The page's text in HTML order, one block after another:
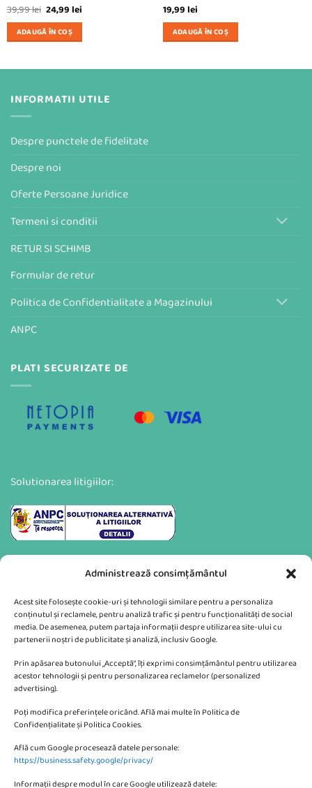
Administrează consimțământul
Acest site folosește cookie-uri și tehnologii similare pentru a personaliza
conținutul și reclamele, pentru analiză trafic și pentru funcționalități de social
media. De asemenea, putem partaja informații despre utilizarea site-ului cu
partenerii noștri de publicitate și analiză, inclusiv Google.
Prin apăsarea butonului „Acceptă”, îți exprimi consimțământul pentru utilizarea
acestor tehnologii și pentru personalizarea reclamelor (personalized
advertising).
Poți modifica preferințele oricând. Află mai multe în Politica de
Confidențialitate și Politica Cookies.
Află cum Google procesează datele personale:
https://business.safety.google/privacy/
Informații despre modul în care Google utilizează datele:
39,99lei Prețul
inițial
a
fost:
39,99 lei.
24,99leiPrețul
este:
ADAUGĂ ÎN COȘ
19,99lei
ADAUGĂ ÎN COȘ
INFORMATII UTILE
Despre punctele de fidelitate
Despre noi
Oferte Persoane Juridice
Termeni si conditii
RETUR SI SCHIMB
Formular de retur
Politica de Confidentialitate a Magazinului
ANPC
PLATI SECURIZATE DE
Solutionarea litigiilor:
Va putem sprijini si prin:
CONTACTEAZA-NE